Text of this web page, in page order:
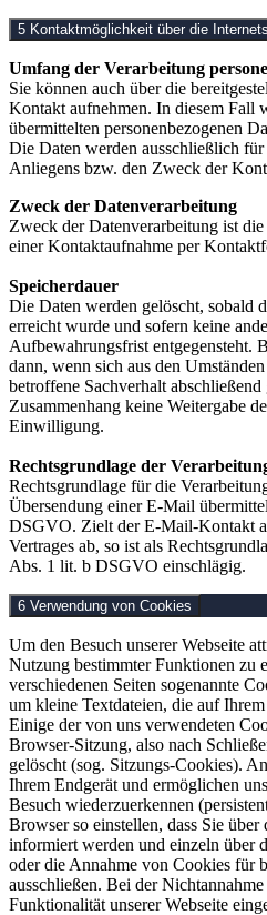
5 Kontaktmöglichkeit über die
Umfang der Verarbeitung
Sie können auch über die
Kontakt aufnehmen. In diesem Fall
übermittelten personenbezogenen
Die Daten werden ausschließlich
Anliegens bzw. den Zweck der
Zweck der Datenverarbeitung
Zweck der Datenverarbeitung ist
einer Kontaktaufnahme per
Speicherdauer
Die Daten werden gelöscht, sobald
erreicht wurde und sofern keine
Aufbewahrungsfrist entgegensteht.
dann, wenn sich aus den
betroffene Sachverhalt
Zusammenhang keine Weitergabe
Einwilligung.
Rechtsgrundlage der
Rechtsgrundlage für die
Übersendung einer E-Mail
DSGVO. Zielt der E-Mail-Kontakt
Vertrages ab, so ist als
Abs. 1 lit. b DSGVO einschlägig.
6 Verwendung von Cookies
Um den Besuch unserer Webseite
Nutzung bestimmter Funktionen zu
verschiedenen Seiten sogenannte
um kleine Textdateien, die auf
Einige der von uns verwendeten
Browser-Sitzung, also nach
gelöscht (sog. Sitzungs-Cookies).
Ihrem Endgerät und ermöglichen
Besuch wiederzuerkennen
Browser so einstellen, dass Sie über
informiert werden und einzeln über
oder die Annahme von Cookies für
ausschließen. Bei der
Funktionalität unserer Webseite